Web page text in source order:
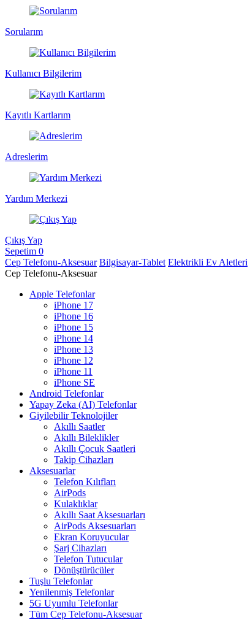
Sorularım
Kullanıcı Bilgilerim
Kayıtlı Kartlarım
Adreslerim
Yardım Merkezi
Çıkış Yap
Sepetim 0
Cep Telefonu-Aksesuar Bilgisayar-Tablet Elektrikli Ev Aletleri
Cep Telefonu-Aksesuar
Apple Telefonlar
iPhone 17
iPhone 16
iPhone 15
iPhone 14
iPhone 13
iPhone 12
iPhone 11
iPhone SE
Android Telefonlar
Yapay Zeka (AI) Telefonlar
Giyilebilir Teknolojiler
Akıllı Saatler
Akıllı Bileklikler
Akıllı Çocuk Saatleri
Takip Cihazları
Aksesuarlar
Telefon Kılıfları
AirPods
Kulaklıklar
Akıllı Saat Aksesuarları
AirPods Aksesuarları
Ekran Koruyucular
Şarj Cihazları
Telefon Tutucular
Dönüştürücüler
Tuşlu Telefonlar
Yenilenmiş Telefonlar
5G Uyumlu Telefonlar
Tüm Cep Telefonu-Aksesuar